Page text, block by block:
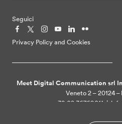
Seguici
Privacy Policy and Cookies
Meet Digital Communication srl
Veneto 2 – 20124
+39 02 36769011 |